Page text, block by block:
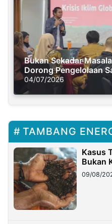
Bukan Sekadar
Dorong Pengelolaan
Solusi Krisis Iklim
04/07/2026
TAMBANG
Kasus
Bukan
09/08/